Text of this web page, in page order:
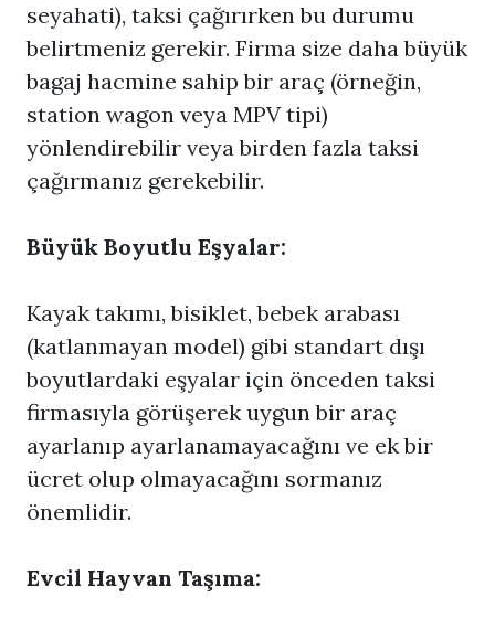
seyahati), taksi çağırırken bu durumu
belirtmeniz gerekir. Firma size daha büyük
bagaj hacmine sahip bir araç (örneğin,
station wagon veya MPV tipi)
yönlendirebilir veya birden fazla taksi
çağırmanız gerekebilir.
Büyük Boyutlu Eşyalar:
Kayak takımı, bisiklet, bebek arabası
(katlanmayan model) gibi standart dışı
boyutlardaki eşyalar için önceden taksi
firmasıyla görüşerek uygun bir araç
ayarlanıp ayarlanamayacağını ve ek bir
ücret olup olmayacağını sormanız
önemlidir.
Evcil Hayvan Taşıma: